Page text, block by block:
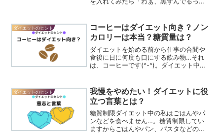
と、ありますよね。黒くなって熟してそ
うなのを選べば中が黒ず...
ダイエットのヒント
コーヒーはダイエット向き？ノン
カロリーは本当？糖質量は？
ダイエットを始める前から仕事の合間や
食後に日に何度も口にする飲み物…それ
は、コーヒーです(^-^)。ダイエット中は
味や香りがほしいですよね。紅茶もたま
には飲みますがコー...
ダイエットのヒント
我慢をやめたい！ダイエットに役
立つ言葉とは？
糖質制限ダイエット中の私はごはんやパ
ンなどを食べません…。糖質制限してい
ますからごはんやパン、パスタなどの糖